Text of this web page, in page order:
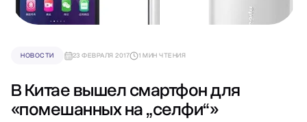
НОВОСТИ 23 ФЕВРАЛЯ 2017 1 МИН ЧТЕНИЯ
В Китае вышел смартфон для
«помешанных на „селфи“»